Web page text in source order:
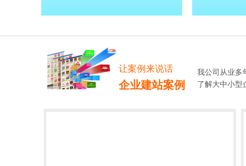
让案例来说话
企业建站案例
我公司从业多
了解大中小型